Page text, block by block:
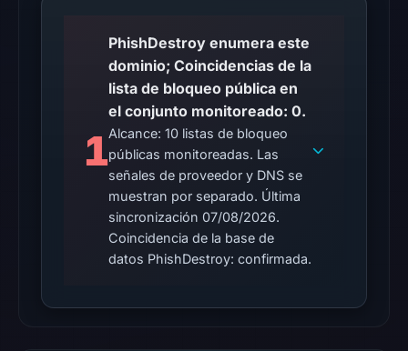
detections)
on
Mar
2026
at
20:04
UTC.
The
external
snapshot
1
PhishDestroy enumera este
dominio; Coincidencias de la
lista de bloqueo pública en
el conjunto monitoreado: 0.
Alcance: 10 listas de bloqueo
públicas monitoreadas. Las
señales de proveedor y DNS se
muestran por separado. Última
sincronización 07/08/2026.
Coincidencia de la base de
datos PhishDestroy: confirmada.